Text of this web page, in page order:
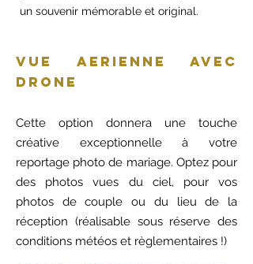
un souvenir mémorable et original.
VUE AERIENNE AVEC
DRONE
Cette option donnera une touche
créative exceptionnelle à votre
reportage photo de mariage. Optez pour
des photos vues du ciel, pour vos
photos de couple ou du lieu de la
réception (réalisable sous réserve des
conditions météos et règlementaires !)